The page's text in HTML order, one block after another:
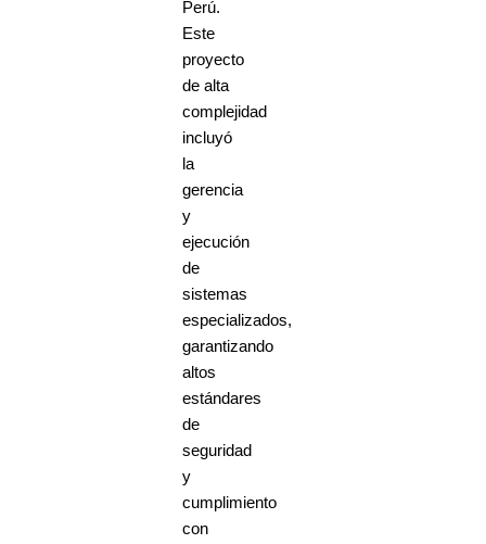
Perú.
Este
proyecto
de alta
complejidad
incluyó
la
gerencia
y
ejecución
de
sistemas
especializados,
garantizando
altos
estándares
de
seguridad
y
cumplimiento
con